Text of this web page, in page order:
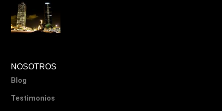
NOSOTROS
Blog
Testimonios